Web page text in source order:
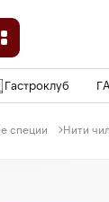
Гастроклуб
специи Нити